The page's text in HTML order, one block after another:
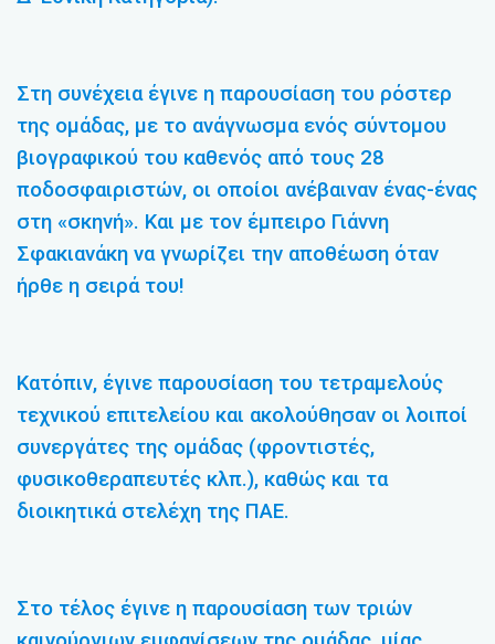
Στη συνέχεια έγινε η παρουσίαση του ρόστερ
της ομάδας, με το ανάγνωσμα ενός σύντομου
βιογραφικού του καθενός από τους 28
ποδοσφαιριστών, οι οποίοι ανέβαιναν ένας-ένας
στη «σκηνή». Και με τον έμπειρο Γιάννη
Σφακιανάκη να γνωρίζει την αποθέωση όταν
ήρθε η σειρά του!
Κατόπιν, έγινε παρουσίαση του τετραμελούς
τεχνικού επιτελείου και ακολούθησαν οι λοιποί
συνεργάτες της ομάδας (φροντιστές,
φυσικοθεραπευτές κλπ.), καθώς και τα
διοικητικά στελέχη της ΠΑΕ.
Στο τέλος έγινε η παρουσίαση των τριών